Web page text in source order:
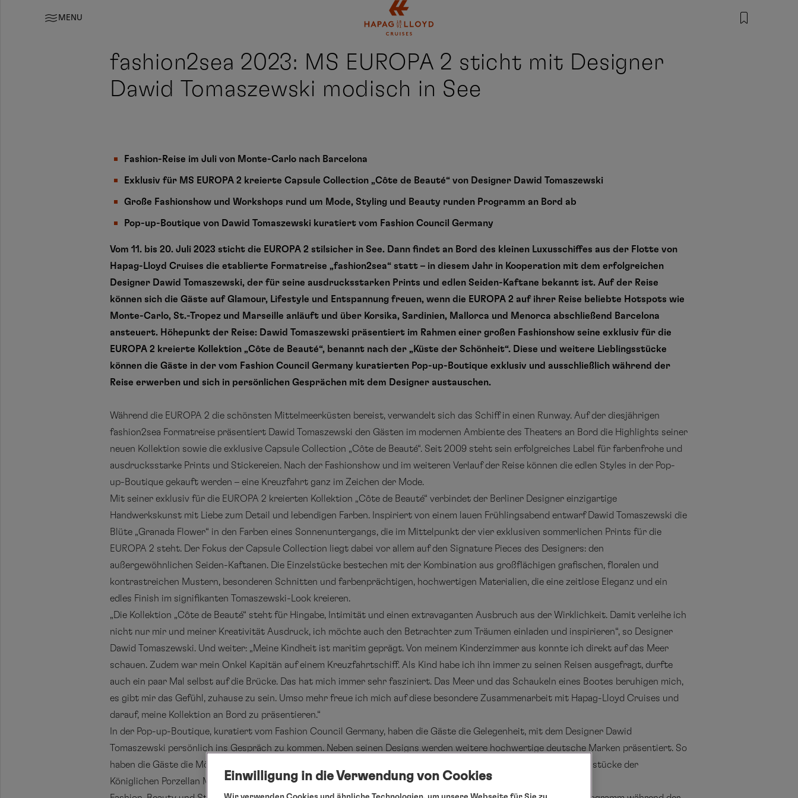
Springe zum Hauptinhalt
MENU
fashion2sea 2023: MS EUROPA 2 sticht mit Designer
Dawid Tomaszewski modisch in See
Fashion-Reise im Juli von Monte-Carlo nach Barcelona
Exklusiv für MS EUROPA 2 kreierte Capsule Collection „Côte de Beauté“ von Designer Dawid Tomaszewski
Große Fashionshow und Workshops rund um Mode, Styling und Beauty runden Programm an Bord ab
Pop-up-Boutique von Dawid Tomaszewski kuratiert vom Fashion Council Germany
Vom 11. bis 20. Juli 2023 sticht die EUROPA 2 stilsicher in See. Dann findet an Bord des kleinen Luxusschiffes aus der Flotte von
Hapag-Lloyd Cruises die etablierte Formatreise „fashion2sea“ statt – in diesem Jahr in Kooperation mit dem erfolgreichen
Designer Dawid Tomaszewski, der für seine ausdrucksstarken Prints und edlen Seiden-Kaftane bekannt ist. Auf der Reise
können sich die Gäste auf Glamour, Lifestyle und Entspannung freuen, wenn die EUROPA 2 auf ihrer Reise beliebte Hotspots wie
Monte-Carlo, St.-Tropez und Marseille anläuft und über Korsika, Sardinien, Mallorca und Menorca abschließend Barcelona
ansteuert. Höhepunkt der Reise: Dawid Tomaszewski präsentiert im Rahmen einer großen Fashionshow seine exklusiv für die
EUROPA 2 kreierte Kollektion„Côte de Beauté“, benannt nach der „Küste der Schönheit“. Diese und weitere Lieblingsstücke
können die Gäste in der vom Fashion Council Germany kuratierten Pop-up-Boutique exklusiv und ausschließlich während der
Reise erwerben und sich in persönlichen Gesprächen mit dem Designer austauschen.
Während die EUROPA 2 die schönsten Mittelmeerküsten bereist, verwandelt sich das Schiff in einen Runway. Auf der diesjährigen
fashion2sea Formatreise präsentiert Dawid Tomaszewski den Gästen im modernen Ambiente des Theaters an Bord die Highlights seiner
neuen Kollektion sowie die exklusive Capsule Collection „Côte de Beauté“. Seit 2009 steht sein erfolgreiches Label für farbenfrohe und
ausdrucksstarke Prints und Stickereien. Nach der Fashionshow und im weiteren Verlauf der Reise können die edlen Styles in der Pop-
up-Boutique gekauft werden – eine Kreuzfahrt ganz im Zeichen der Mode.
Mit seiner exklusiv für die EUROPA 2 kreierten Kollektion „Côte de Beauté“ verbindet der Berliner Designer einzigartige
Handwerkskunst mit Liebe zum Detail und lebendigen Farben. Inspiriert von einem lauen Frühlingsabend entwarf Dawid Tomaszewski die
Blüte „Granada Flower“ in den Farben eines Sonnenuntergangs, die im Mittelpunkt der vier exklusiven sommerlichen Prints für die
EUROPA 2 steht. Der Fokus der Capsule Collection liegt dabei vor allem auf den Signature Pieces des Designers: den
außergewöhnlichen Seiden-Kaftanen. Die Einzelstücke bestechen mit der Kombination aus großflächigen grafischen, floralen und
kontrastreichen Mustern, besonderen Schnitten und farbenprächtigen, hochwertigen Materialien, die eine zeitlose Eleganz und ein
edles Finish im signifikanten Tomaszewski-Look kreieren.
„Die Kollektion „Côte de Beauté“ steht für Hingabe, Intimität und einen extravaganten Ausbruch aus der Wirklichkeit. Damit verleihe ich
nicht nur mir und meiner Kreativität Ausdruck, ich möchte auch den Betrachter zum Träumen einladen und inspirieren“, so Designer
Dawid Tomaszewski. Und weiter: „Meine Kindheit ist maritim geprägt. Von meinem Kinderzimmer aus konnte ich direkt auf das Meer
schauen. Zudem war mein Onkel Kapitän auf einem Kreuzfahrtschiff. Als Kind habe ich ihn immer zu seinen Reisen ausgefragt, durfte
auch ein paar Mal selbst auf die Brücke. Das hat mich immer sehr fasziniert. Das Meer und das Schaukeln eines Bootes beruhigen mich,
es gibt mir das Gefühl, zuhause zu sein. Umso mehr freue ich mich auf diese besondere Zusammenarbeit mit Hapag-Lloyd Cruises und
darauf, meine Kollektion an Bord zu präsentieren.“
In der Pop-up-Boutique, kuratiert vom Fashion Council Germany, haben die Gäste die Gelegenheit, mit dem Designer Dawid
Tomaszewski persönlich ins Gespräch zu kommen. Neben seinen Designs werden weitere hochwertige deutsche Marken präsentiert. So
haben die Gäste die Möglichkeit, u. a. den Schmuck von Mario Keine, Handtaschen von PB0110 sowie ihre Lieblingsstücke der
Königlichen Porzellan Manufaktur KPM zu erwerben.Einwilligung in die Verwendung von Cookies